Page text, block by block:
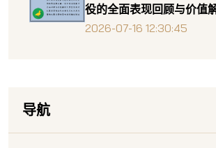
役的全面表现回顾与价值
2026-07-16 12:30:45
导航